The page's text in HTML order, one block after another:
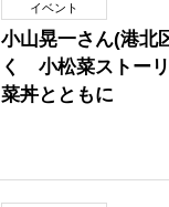
イベント
小山晃一さん(港北
く 小松菜ストー
菜丼とともに